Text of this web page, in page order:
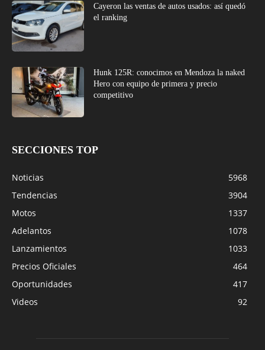
Cayeron las ventas de autos usados: así quedó
el ranking
Hunk 125R: conocimos en Mendoza la naked
Hero con equipo de primera y precio
competitivo
SECCIONES TOP
Noticias
5968
Tendencias
3904
Motos
1337
Adelantos
1078
Lanzamientos
1033
Precios Oficiales
464
Oportunidades
417
Videos
92